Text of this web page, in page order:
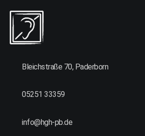
Bleichstraße 70, Paderborn
05251 33359
info@hgh-pb.de